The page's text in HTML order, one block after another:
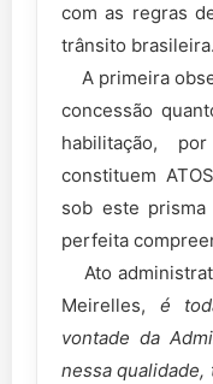
com as regras
trânsito brasileira.
A primeira
concessão
habilitação,
constituem
sob este
perfeita
Ato
Meirelles, é
vontade da
nessa